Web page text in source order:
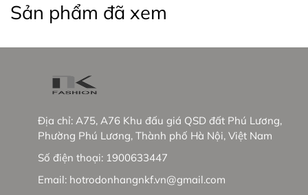
Sản phẩm đã xem
Địa chỉ: A75, A76 Khu đấu giá QSD đất Phú Lương,
Phường Phú Lương, Thành phố Hà Nội, Việt Nam
Số điện thoại: 1900633447
Email: hotrodonhangnkf.vn@gmail.com